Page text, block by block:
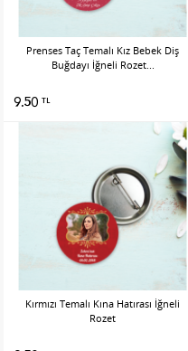
Prenses Taç Temalı Kız Bebek Diş
Buğdayı İğneli Rozet...
9.50 TL
Kırmızı Temalı Kına Hatırası İğneli
Rozet